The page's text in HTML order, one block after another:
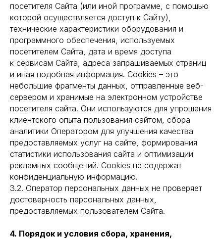
посетителя Сайта (или иной программе, с помощью
которой осуществляется доступ к Сайту),
технические характеристики оборудования и
программного обеспечения, используемых
посетителем Сайта, дата и время доступа
к сервисам Сайта, адреса запрашиваемых страниц
и иная подобная информация. Cookies – это
небольшие фрагменты данных, отправленные веб-
сервером и хранимые на электронном устройстве
посетителя сайта. Они используются для упрощения
клиентского опыта пользования сайтом, сбора
аналитики Оператором для улучшения качества
предоставляемых услуг на сайте, формирования
статистики использования сайта и оптимизации
рекламных сообщений. Cookies не содержат
конфиденциальную информацию.
3.2. Оператор персональных данных не проверяет
достоверность персональных данных,
предоставляемых пользователем Сайта.
4. Порядок и условия сбора, хранения,